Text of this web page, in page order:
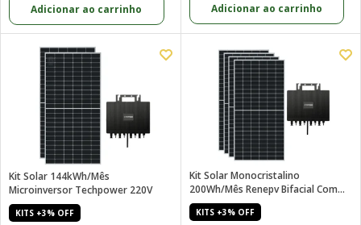
Adicionar ao carrinho Adicionar ao carrinho
Kit Solar 144kWh/mês
Microinversor Techpower 220V
KITS +3% OFF
Kit Solar Monocristalino
200Wh/mês Renepv Bifacial Com
Microinversor Techpower 2kW
220V
KITS +3% OFF